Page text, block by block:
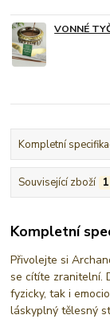
VONNÉ
Kompletní
Související zboží 1
Kompletní
Přivolejte si
se cítíte zranitelní.
fyzicky, tak i
láskyplný tělesný